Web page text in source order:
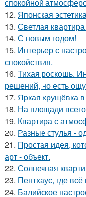
спокойной
12. Японская
13. Светлая
14. С новым годом!
15. Интерьер с
спокойствия.
16. Тихая роскошь.
решений, но есть
17. Яркая хрущёвка
18. На площади
19. Квартира с
20. Разные стулья -
21. Простая идея,
арт - объект.
22. Солнечная
23. Пентхаус, где
24. Балийское